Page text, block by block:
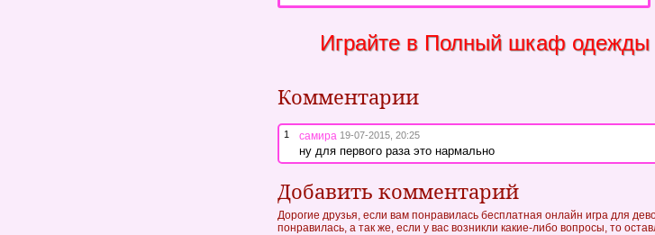
Играйте в Полный шкаф одежды
Комментарии
1 самира 19-07-2015, 20:25
ну для первого раза это нармально
Добавить комментарий
Дорогие друзья, если вам понравилась бесплатная онлайн игра для
понравилась, а так же, если у вас возникли какие-либо вопросы, то